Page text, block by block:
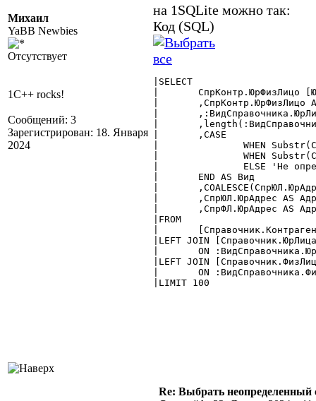
Михаил
YaBB Newbies
Отсутствует
1C++ rocks!
Сообщений: 3
Зарегистрирован: 18. Января
2024
на 1SQLite можно так:
Код (SQL)
|SELECT
|FROM
|LEFT JOIN
|LEFT JOIN
|LIMIT 100
Re: Выбрать неопределенный